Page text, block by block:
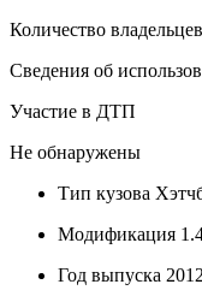
Количество
Сведения об
Участие в ДТП
Не обнаружены
Тип кузова
Модификация
Год выпуска 2012